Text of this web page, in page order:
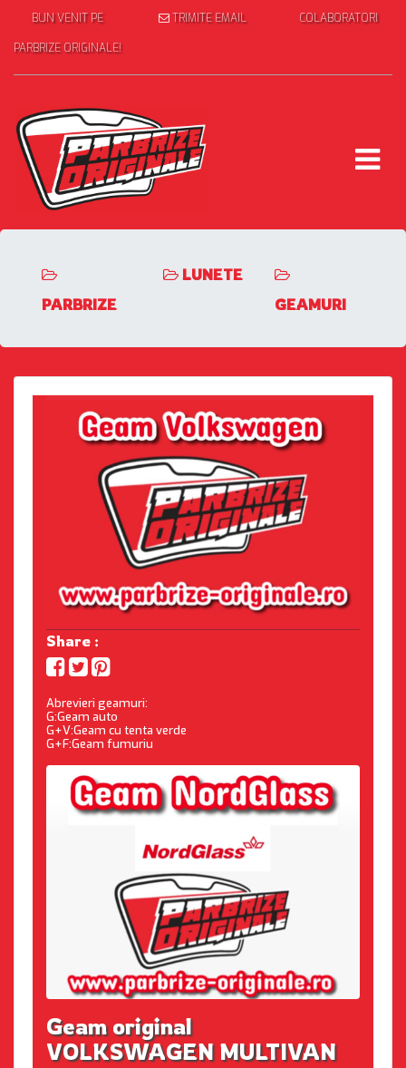
BUN VENIT PE
PARBRIZE ORIGINALE!
TRIMITE EMAIL COLABORATORI
PARBRIZE
LUNETE
GEAMURI
Share :
Abrevieri geamuri:
G:Geam auto
G+V:Geam cu tenta verde
G+F:Geam fumuriu
Geam original
VOLKSWAGEN MULTIVAN